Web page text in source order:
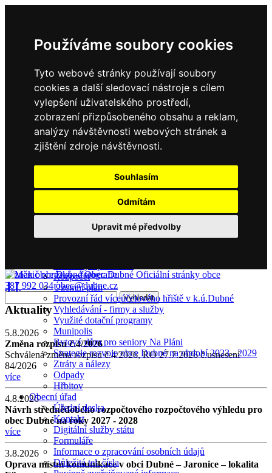
Používáme soubory cookies
Tyto webové stránky používají soubory
cookies a další sledovací nástroje s cílem
vylepšení uživatelského prostředí,
zobrazení přizpůsobeného obsahu a reklam,
analýzy návštěvnosti webových stránek a
zjištění zdroje návštěvnosti.
Souhlasím
Odmítám
Upravit mé předvolby
Obec Dubné Oficiální stránky obce
387 992 034 obec@dubne.cz
Domů
Kontakty
Úřední deska
Vyhlášky
Složení zastupitelstva
Rozpočet
Územní plán
Provozní řád víceúčelového hřiště v k.ú.Dubné
Vyhledávání - firmy a služby
Využité dotační programy
Munipolis
Bytový dům pro seniory Na Pláni
Strategie rozvoje obce Dubné na období 2023 - 2029
Ztráty a nálezy
Odpady
Hřbitov
Obecní úřad
Úřední deska
Kontakt
Digitální služby státu
Formuláře
Informace o zpracování osobních údajů
Důležitá tel. čísla
❙❙
Aktuality
5.8.2026
Změna rozpisu č.4/2026
Schválená změna rozpisu č.4/2026, RO 27.7.2026 č.usnesení
84/2026
více
4.8.2026
Návrh střednědobého rozpočtového rozpočtového výhledu pro
obec Dubné na roky 2027 - 2028
více
3.8.2026
Oprava místní komunikace v obci Dubné – Jaronice – lokalita